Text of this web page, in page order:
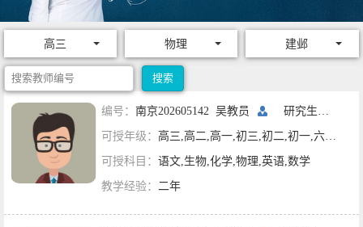
高三 物理 建邺
编号： 南京202605142 吴教员 研究生一年级
可授年级： 高三,高二,高一,初三,初二,初一,六年级,五年级,四年级,三年级,二年级,一年级
可授科目： 语文,生物,化学,物理,英语,数学
教学经验： 二年